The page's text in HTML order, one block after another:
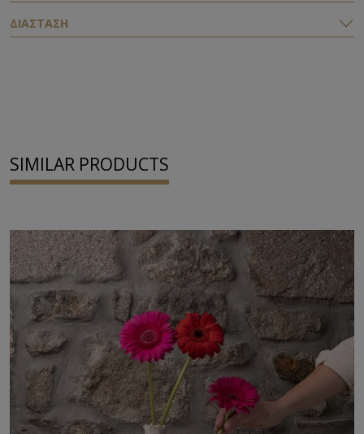
ΔΙΑΣΤΑΣΗ
SIMILAR PRODUCTS